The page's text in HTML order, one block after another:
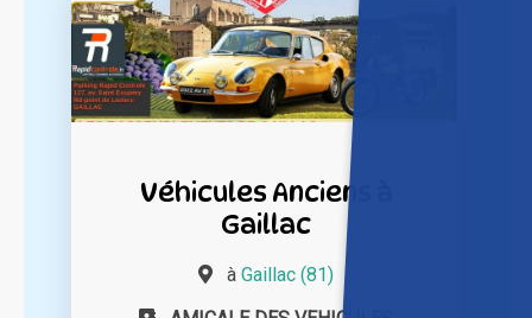
Véhicules Anciens à
Gaillac
à Gaillac (81)